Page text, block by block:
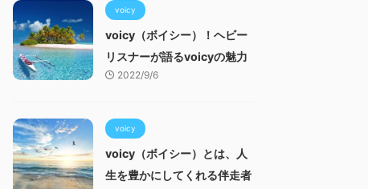
voicy
voicy（ボイシー）！ヘビー
リスナーが語るvoicyの魅力
2022/9/6
voicy
voicy（ボイシー）とは、人
生を豊かにしてくれる伴走者